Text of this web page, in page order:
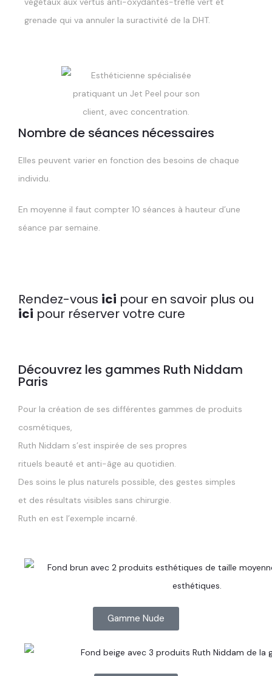
grenade qui va annuler la suractivité de la DHT.
Nombre de séances nécessaires
Elles peuvent varier en fonction des besoins de chaque
individu.
En moyenne il faut compter 10 séances à hauteur d’une
séance par semaine.
Rendez-vous ici pour en savoir plus ou
ici pour réserver votre cure
Découvrez les gammes Ruth Niddam
Paris
Pour la création de ses différentes gammes de produits
cosmétiques,
Ruth Niddam s’est inspirée de ses propres
rituels beauté et anti-âge au quotidien.
Des soins le plus naturels possible, des gestes simples
et des résultats visibles sans chirurgie.
Ruth en est l’exemple incarné.
Gamme Nude